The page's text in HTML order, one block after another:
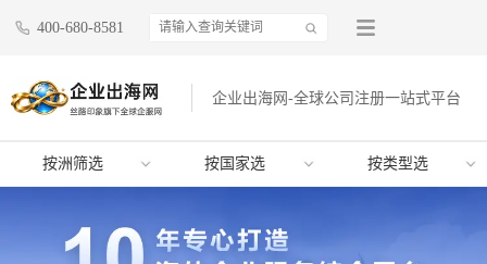
400-680-8581
企业出海网-全球公司注册一站式平台
按洲筛选 按国家选 按类型选